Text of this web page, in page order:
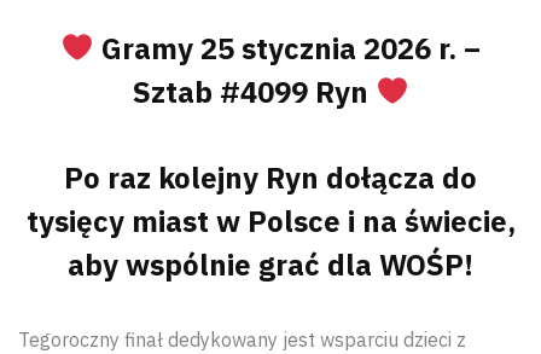
Gramy 25 stycznia 2026 r. –
Sztab #4099 Ryn
Po raz kolejny Ryn dołącza do
tysięcy miast w Polsce i na świecie,
aby wspólnie grać dla WOŚP!
Tegoroczny finał dedykowany jest wsparciu dzieci z